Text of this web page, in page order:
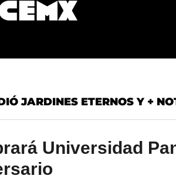
JARDINES ETERNOS Y +
Universidad